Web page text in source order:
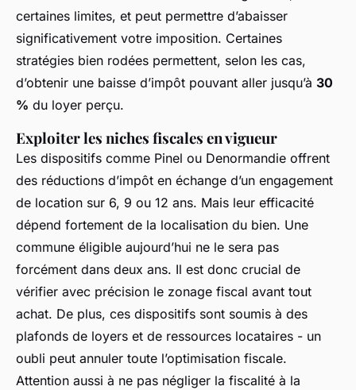
certaines limites, et peut permettre d’abaisser
significativement votre imposition. Certaines
stratégies bien rodées permettent, selon les cas,
d’obtenir une baisse d’impôt pouvant aller jusqu’à 30
% du loyer perçu.
Exploiter les niches fiscales en vigueur
Les dispositifs comme Pinel ou Denormandie offrent
des réductions d’impôt en échange d’un engagement
de location sur 6, 9 ou 12 ans. Mais leur efficacité
dépend fortement de la localisation du bien. Une
commune éligible aujourd’hui ne le sera pas
forcément dans deux ans. Il est donc crucial de
vérifier avec précision le zonage fiscal avant tout
achat. De plus, ces dispositifs sont soumis à des
plafonds de loyers et de ressources locataires - un
oubli peut annuler toute l’optimisation fiscale.
Attention aussi à ne pas négliger la fiscalité à la